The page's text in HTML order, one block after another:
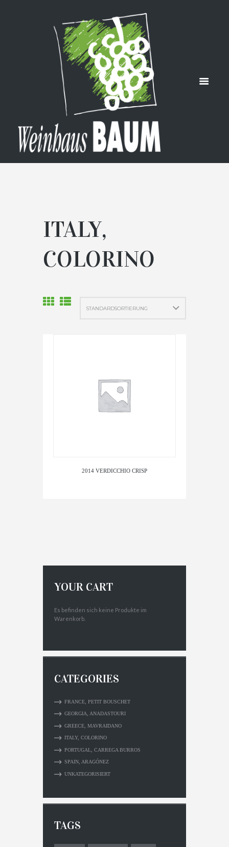
COLORINO
HOME
ITALY, COLORINO
ITALY,
COLORINO
2014 VERDICCHIO CRISP
YOUR CART
Es befinden sich keine Produkte im
Warenkorb.
CATEGORIES
FRANCE, PETIT BOUSCHET
GEORGIA, ANADASTOURI
GREECE, MAVRAIDANO
ITALY, COLORINO
PORTUGAL, CARREGA BURROS
SPAIN, ARAGÓNEZ
UNKATEGORISIERT
TAGS